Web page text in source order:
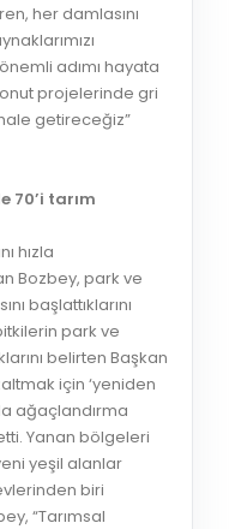
her damlasını
adımı hayata
projelerinde gri
getireceğiz”
70’i tarım
hızla
Bozbey, park ve
başlattıklarını
park ve
belirten Başkan
için ‘yeniden
ağaçlandırma
etti. Yanan bölgeleri
yeşil alanlar
biri
“Tarımsal